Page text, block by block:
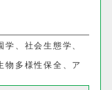
、社会生態学、
物多様性保全、ア